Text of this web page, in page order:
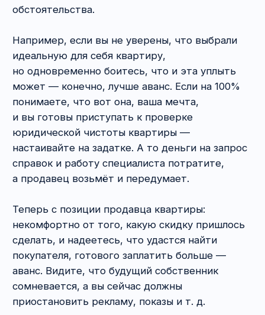
пожизненного содержания бывшего
несовершеннолетний или ограниченный
В остальных случаях — на усмотрение сторон.
Плюсы нотариального заверения договора
купли-продажи квартиры:
Повышенная гарантия юридической
«чистоты» сделки(но не абсолютная), т. е.
её соответствие требованиям закона, что
исключает риск оспаривания. Например,
нотариус сделает запрос о наличии
оказаться недостаточно. Если есть
сомнения, вызывайте на сделку врача.
шаблонам — весь
минимум, необходимый
для регистрации в Росреестре, будет учтён.
Нотариус может сам отдать документы
, что избавит вас
от необходимости идти в МФЦ (но не все
это делают и есть ряд исключений).